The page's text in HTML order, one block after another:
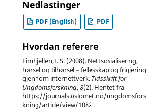
Nedlastinger
PDF (English) PDF
Hvordan referere
Eimhjellen, I. S. (2008). Nettsosialisering,
hørsel og tilhørsel – fellesskap og frigjering
gjennom internettverk. Tidsskrift for
Ungdomsforskning,8(2). Hentet fra
https://journals.oslomet.no/ungdomsfors
kning/article/view/1082